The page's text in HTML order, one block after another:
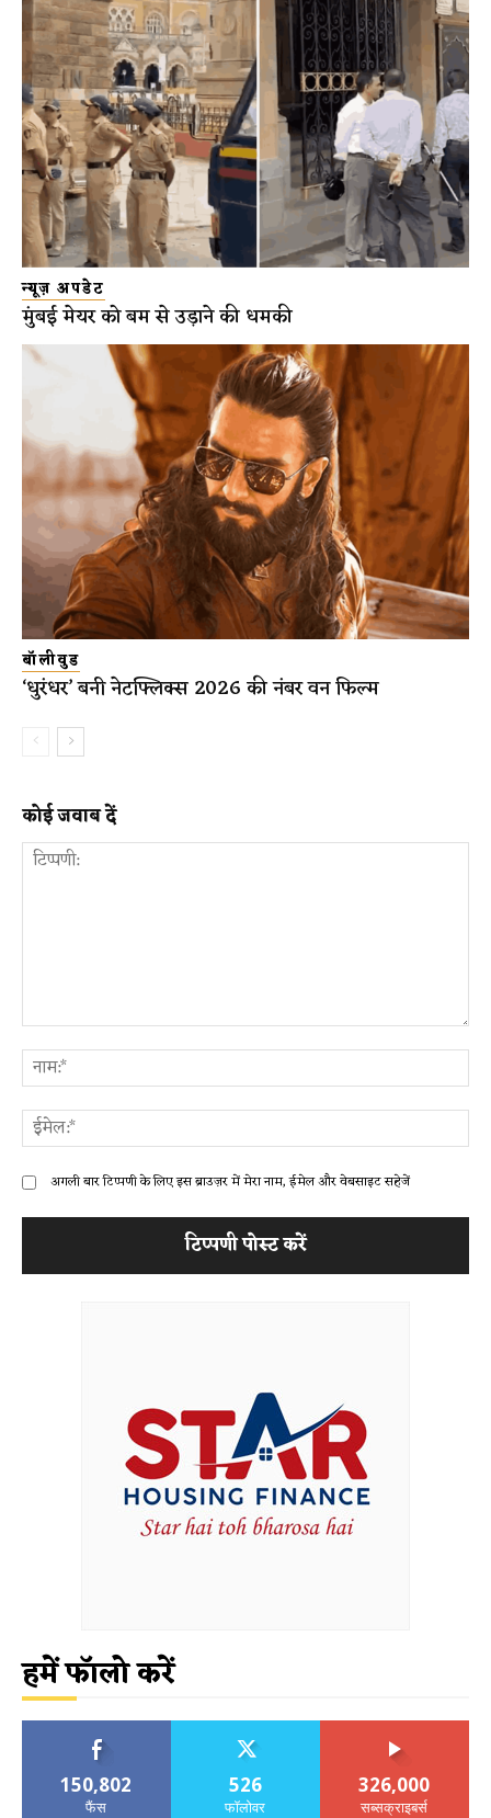
न्यूज़ अपडेट
मुंबई मेयर को बम से उड़ाने की धमकी
बॉलीवुड
‘धुरंधर’ बनी नेटफ्लिक्स 2026 की नंबर वन फिल्म
कोई जवाब दें
अगली बार टिप्पणी के लिए इस ब्राउज़र में मेरा नाम, ईमेल और वेबसाइट सहेजें
हमें फॉलो करें
150,802
फैंस
526
फॉलोवर
326,000
सब्सक्राइबर्स